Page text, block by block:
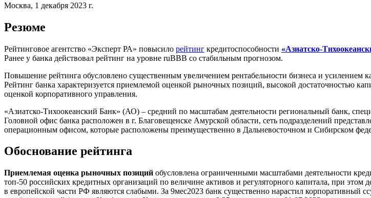
Москва, 1 декабря 2023 г.
Резюме
Рейтинговое агентство «Эксперт РА» повысило рейтинг кредитоспособности «Азиатско-
Ранее у банка действовал рейтинг на уровне ruBBB со стабильным прогнозом.
Повышение рейтинга обусловлено существенным увеличением рентабельности бизнеса и усилением
Рейтинг банка характеризуется приемлемой оценкой рыночных позиций, высокой достаточностью
оценкой корпоративного управления.
«Азиатско-Тихоокеанский Банк» (АО) – средний по масштабам деятельности региональный банк,
Головной офис банка расположен в г. Благовещенске Амурской области, сеть подразделений
операционным офисом, которые расположены преимущественно в Дальневосточном и Сибирском
Обоснование рейтинга
Приемлемая оценка рыночных позиций обусловлена ограниченными масштабами деятельности
топ-50 российских кредитных организаций по величине активов и регуляторного капитала, при
в европейской части РФ являются слабыми. За 9мес2023 банк существенно нарастил корпоративный